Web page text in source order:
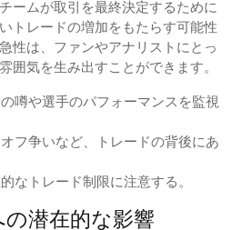
ームが取引を最終決定するために
トレードの増加をもたらす可能性
性は、ファンやアナリストにとっ
囲気を生み出すことができます。
噂や選手のパフォーマンスを監視
フ争いなど、トレードの背後にあ
なトレード制限に注意する。
潜在的な影響